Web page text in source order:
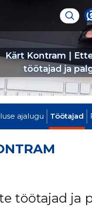
Kärt Kontram |
töötajad ja
ajalugu Töötajad
töötajad ja